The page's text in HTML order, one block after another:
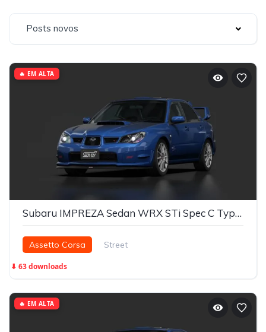
Posts novos
Subaru IMPREZA Sedan WRX STi Spec C Type RA [GDB-F]
Assetto Corsa Street
⬇ 63 downloads
🔥 EM ALTA
🔥 EM ALTA